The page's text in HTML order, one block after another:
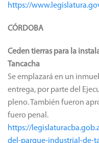
https://
CÓRDOBA
Ceden tierras para la
Tancacha
Se emplazará en un
entrega, por parte del
pleno. También fueron
fuero penal.
https://
del-parque-industrial-de-